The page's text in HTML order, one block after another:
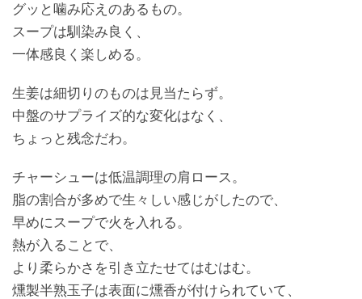
グッと噛み応えのあるもの。
スープは馴染み良く、
一体感良く楽しめる。
生姜は細切りのものは見当たらず。
中盤のサプライズ的な変化はなく、
ちょっと残念だわ。
チャーシューは低温調理の肩ロース。
脂の割合が多めで生々しい感じがしたので、
早めにスープで火を入れる。
熱が入ることで、
より柔らかさを引き立たせてはむはむ。
燻製半熟玉子は表面に燻香が付けられていて、